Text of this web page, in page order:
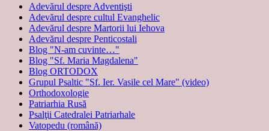
Adevărul despre Adventişti
Adevărul despre cultul Evanghelic
Adevărul despre Martorii lui Iehova
Adevărul despre Penticostali
Blog "N-am cuvinte…"
Blog "Sf. Maria Magdalena"
Blog ORTODOX
Grupul Psaltic "Sf. Ier. Vasile cel Mare" (video)
Orthodoxologie
Patriarhia Rusă
Psalţii Catedralei Patriarhale
Vatopedu (română)